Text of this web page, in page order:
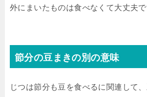
外にまいたものは食べなくて大丈夫で
節分の豆まきの別の意味
じつは節分も豆を食べるに関連して